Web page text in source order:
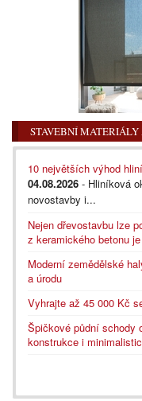
STAVEBNÍ
10 největších výhod
04.08.2026 - Hliníková
novostavby i...
Nejen dřevostavbu lze
z keramického betonu
Moderní zemědělské
a úrodu
Vyhrajte až 45 000 Kč
Špičkové půdní schody
konstrukce i